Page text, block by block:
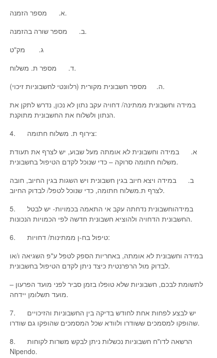
א. מספר הזמנה.
ב. מספר שורה בהזמנה.
ג. מק"ט
ד. מספר ת. משלוח.
ה. מספר חשבונית מקורית (רלוונטי לחשבוניות זיכוי).
במידה וחשבונית ממתינה/ דחויה עקב נתון לא נכון, נדרש לתקן את
הנתון ולשלוח את החשבונית מתוקנת.
4. צירוף ת. משלוח חתומה:
א. במידה וחשבונית לא אומתה מעל שבוע, יש לצרף את תעודת
משלוח חתומה סרוקה – כדי שנוכל לקדם הטיפול בחשבונית.
ב. במידה ויצא חיוב בגין חשבונית ויש השגות בגין החיוב, חובה
לצרף ת.משלוח חתומה, כדי שנוכל לטפל/ לבדוק החיוב.
5. במידהוחשבונית נדחתה עקב אי התאמה בכמויות- יש לבטל
החשבונית הדחויה ולהוציא חשבונית חדשה לפי הכמויות הנכונות.
6. טיפול בח-ן ממתינות/ דחויות:
במידה וחשבונית לא אומתה, באחריות הספק לטפל ע"פ השגיאה ו/או
לבדוק מול הרפרנטית כיצד ניתן לקדם הטיפול בחשבונית.
לתשומת לבכם, חשבוניות שלא טופלו בזמן סביר לפני מועד הפרעון –
מועד תשלומן יידחה.
7. יש לבצע לפחות אחת לחודש בדיקה בין החשבוניות והזיכויים
שהופקו למסמכים ששודרו ולוודא שכל המסמכים שהופקו גם שודרו.
8. הרשאה לדו"ח חשבוניות נכשלות ניתן לבקש משרות לקוחות
Nipendo.